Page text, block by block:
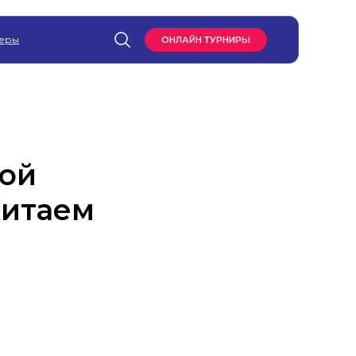
ОНЛАЙН ТУРНИРЫ